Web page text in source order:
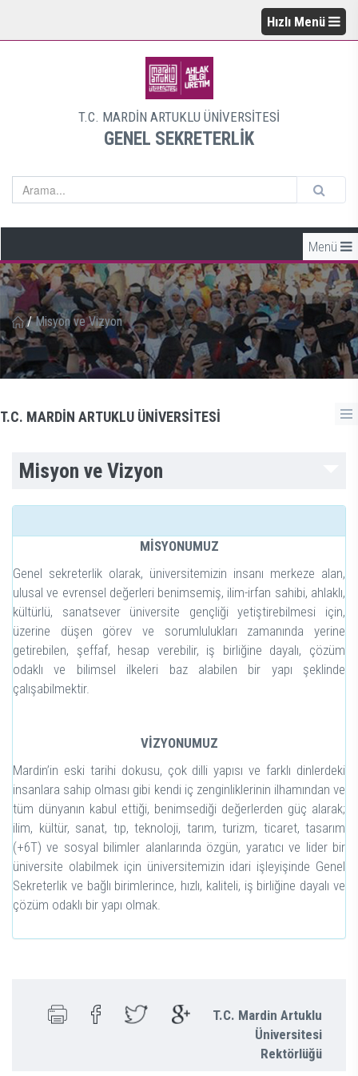
Hızlı Menü
T.C. MARDİN ARTUKLU ÜNİVERSİTESİ
GENEL SEKRETERLİK
Menü
/ Misyon ve Vizyon
T.C. MARDİN ARTUKLU ÜNİVERSİTESİ
Misyon ve Vizyon
MİSYONUMUZ
Genel sekreterlik olarak, üniversitemizin insanı merkeze alan,
ulusal ve evrensel değerleri benimsemiş, ilim-irfan sahibi, ahlaklı,
kültürlü, sanatsever üniversite gençliği yetiştirebilmesi için,
üzerine düşen görev ve sorumlulukları zamanında yerine
getirebilen, şeffaf, hesap verebilir, iş birliğine dayalı, çözüm
odaklı ve bilimsel ilkeleri baz alabilen bir yapı şeklinde
çalışabilmektir.
VİZYONUMUZ
Mardin’in eski tarihi dokusu, çok dilli yapısı ve farklı dinlerdeki
insanlara sahip olması gibi kendi iç zenginliklerinin ilhamından ve
tüm dünyanın kabul ettiği, benimsediği değerlerden güç alarak;
ilim, kültür, sanat, tıp, teknoloji, tarım, turizm, ticaret, tasarım
(+6T) ve sosyal bilimler alanlarında özgün, yaratıcı ve lider bir
üniversite olabilmek için üniversitemizin idari işleyişinde Genel
Sekreterlik ve bağlı birimlerince, hızlı, kaliteli, iş birliğine dayalı ve
çözüm odaklı bir yapı olmak.
T.C. Mardin Artuklu
Üniversitesi
Rektörlüğü